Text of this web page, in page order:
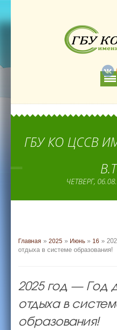
ГБУ КО ЦССВ
ЧЕТВЕРГ,
Главная »2025 » Июнь » 16 »
отдыха в системе образования!
2025 год — Год
отдыха в
образования!